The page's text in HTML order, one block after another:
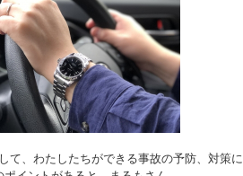
て、わたしたちができる事故の予防、対策